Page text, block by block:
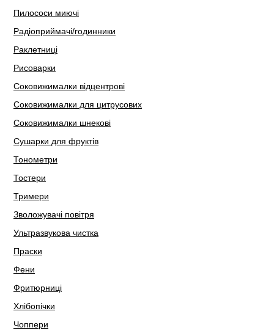
Пилососи миючі
Радіоприймачі/годинники
Раклетниці
Рисоварки
Соковижималки відцентрові
Соковижималки для цитрусових
Соковижималки шнекові
Сушарки для фруктів
Тонометри
Тостери
Тримери
Зволожувачі повітря
Ультразвукова чистка
Праски
Фени
Фритюрниці
Хлібопічки
Чоппери